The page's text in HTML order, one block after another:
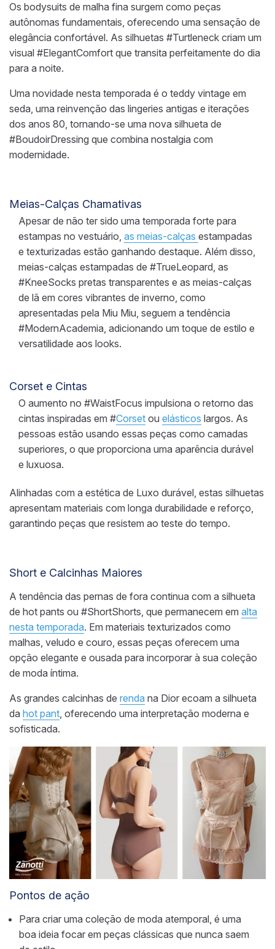
Os bodysuits de malha fina surgem como peças
autônomas fundamentais, oferecendo uma sensação de
elegância confortável. As silhuetas #Turtleneck criam um
visual #ElegantComfort que transita perfeitamente do dia
para a noite.
Uma novidade nesta temporada é o teddy vintage em
seda, uma reinvenção das lingeries antigas e iterações
dos anos 80, tornando-se uma nova silhueta de
#BoudoirDressing que combina nostalgia com
modernidade.
Meias-Calças Chamativas
Apesar de não ter sido uma temporada forte para
estampas no vestuário, as meias-calças estampadas
e texturizadas estão ganhando destaque. Além disso,
meias-calças estampadas de #TrueLeopard, as
#KneeSocks pretas transparentes e as meias-calças
de lã em cores vibrantes de inverno, como
apresentadas pela Miu Miu, seguem a tendência
#ModernAcademia, adicionando um toque de estilo e
versatilidade aos looks.
Corset e Cintas
O aumento no #WaistFocus impulsiona o retorno das
cintas inspiradas em #Corset ou elásticos largos. As
pessoas estão usando essas peças como camadas
superiores, o que proporciona uma aparência durável
e luxuosa.
Alinhadas com a estética de Luxo durável, estas silhuetas
apresentam materiais com longa durabilidade e reforço,
garantindo peças que resistem ao teste do tempo.
Short e Calcinhas Maiores
A tendência das pernas de fora continua com a silhueta
de hot pants ou #ShortShorts, que permanecem em alta
nesta temporada. Em materiais texturizados como
malhas, veludo e couro, essas peças oferecem uma
opção elegante e ousada para incorporar à sua coleção
de moda íntima.
As grandes calcinhas de renda na Dior ecoam a silhueta
da hot pant, oferecendo uma interpretação moderna e
sofisticada.
Pontos de ação
Para criar uma coleção de moda atemporal, é uma
boa ideia focar em peças clássicas que nunca saem